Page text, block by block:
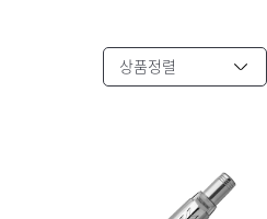
상품정렬